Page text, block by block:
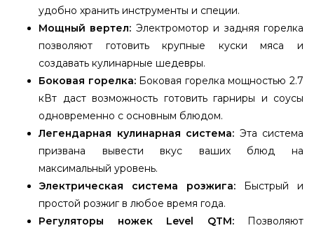
удобно хранить инструменты и специи.
Мощный вертел: Электромотор и задняя горелка
позволяют готовить крупные куски мяса и
создавать кулинарные шедевры.
Боковая горелка:Боковая горелка мощностью 2.7
кВт даст возможность готовить гарниры и соусы
одновременно с основным блюдом.
Легендарная кулинарная система: Эта система
призвана вывести вкус ваших блюд на
максимальный уровень.
Электрическая система розжига: Быстрый и
простой розжиг в любое время года.
Регуляторы ножек Level QTM:Позволяют